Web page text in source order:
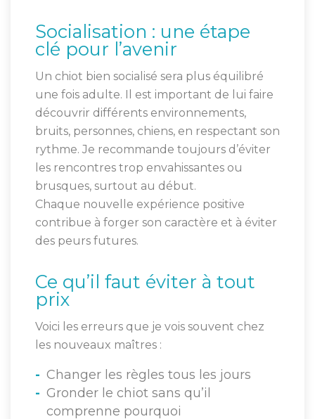
Socialisation : une étape
clé pour l’avenir
Un chiot bien socialisé sera plus équilibré
une fois adulte. Il est important de lui faire
découvrir différents environnements,
bruits, personnes, chiens, en respectant son
rythme. Je recommande toujours d’éviter
les rencontres trop envahissantes ou
brusques, surtout au début.
Chaque nouvelle expérience positive
contribue à forger son caractère et à éviter
des peurs futures.
Ce qu’il faut éviter à tout
prix
Voici les erreurs que je vois souvent chez
les nouveaux maîtres :
Changer les règles tous les jours
Gronder le chiot sans qu’il
comprenne pourquoi